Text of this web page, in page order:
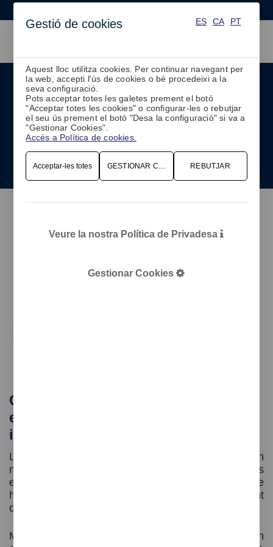
Hotels
Gestió de personal d'acord amb els nivells d'ocupació i
demanda de serveis
Gestiona amb flexibilitat els
esdeveniments previstos i
imprevistos
La qualitat dels serveis prestats depèn en gran
manera del factor humà i la motivació dels
empleats és la clau de l'èxit en el sector de
hospitality. Referent a això, la planificació eficient
del personal juga un paper determinant.
Millorar les comunicacions internes i oferir un
Gestió de cookies ES CA PT
Aquest lloc utilitza cookies. Per continuar navegant per
la web, accepti l'ús de cookies o bé procedeixi a la
seva configuració.
Pots acceptar totes les galetes prement el botó
"Acceptar totes les cookies" o configurar-les o rebutjar
el seu ús prement el botó "Desa la configuració" si va a
"Gestionar Cookies".
Accés a Política de cookies.
Acceptar-les totes GESTIONAR COOKIES REBUTJAR
Veure la nostra Política de Privadesa
Gestionar Cookies